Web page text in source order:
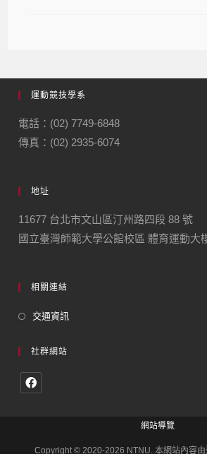
運動競技學系
電話：(02) 7749-6848
傳真：(02) 2935-6074
地址
11677 台北市文山區汀州路四段 88 號
國立臺灣師範大學公館校區 體育運動大
相關連結
交通資訊
社群網站
網站導覽
Copyright © 2020-2026 NTNU. 本網站內容由